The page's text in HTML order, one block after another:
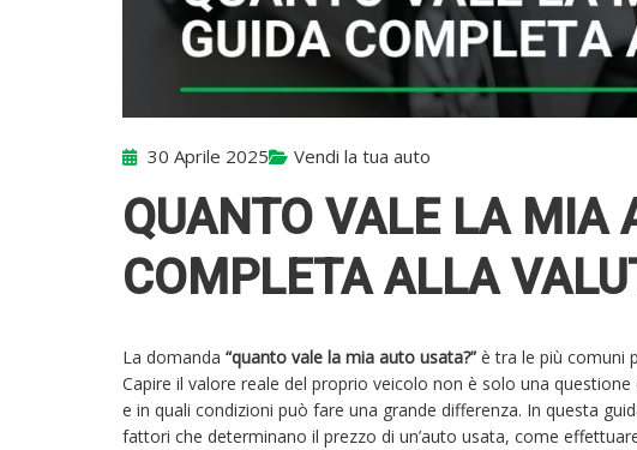
30 Aprile 2025 Vendi la tua auto
QUANTO VALE LA MIA
COMPLETA ALLA
La domanda “quanto vale la mia auto usata?” è tra le più comuni
Capire il valore reale del proprio veicolo non è solo una
e in quali condizioni può fare una grande differenza. In questa
fattori che determinano il prezzo di un’auto usata, come